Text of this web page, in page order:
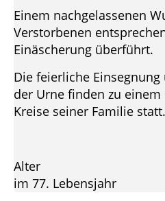
Einem nachgelassenen
Verstorbenen
Einäscherung überführt.
Die feierliche
der Urne finden zu
Kreise seiner Familie statt.
Alter
im 77. Lebensjahr